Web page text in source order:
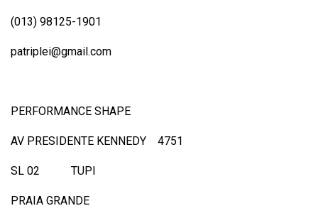
(013) 98125-1901
patriplei@gmail.com
PERFORMANCE SHAPE
AV PRESIDENTE KENNEDY 4751
SL 02 TUPI
PRAIA GRANDE